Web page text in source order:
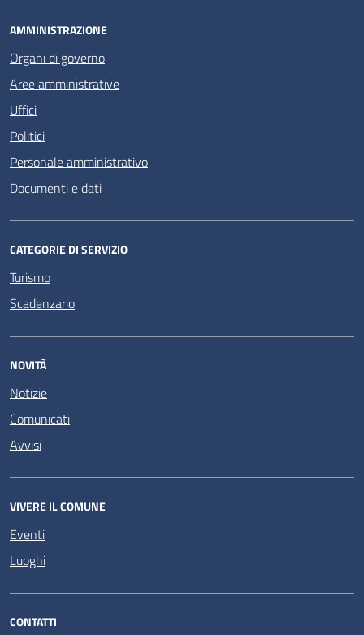
AMMINISTRAZIONE
Organi di governo
Aree amministrative
Uffici
Politici
Personale amministrativo
Documenti e dati
CATEGORIE DI SERVIZIO
Turismo
Scadenzario
NOVITÀ
Notizie
Comunicati
Avvisi
VIVERE IL COMUNE
Eventi
Luoghi
CONTATTI